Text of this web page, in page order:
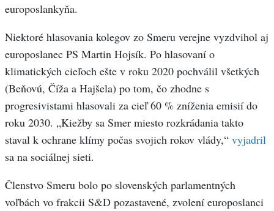
europoslankyňa.
Niektoré hlasovania kolegov zo Smeru verejne vyzdvihol aj
europoslanec PS Martin Hojsík. Po hlasovaní o
klimatických cieľoch ešte v roku 2020 pochválil všetkých
(Beňovú, Číža a Hajšela) po tom, čo zhodne s
progresivistami hlasovali za cieľ 60 % zníženia emisií do
roku 2030. „Kiežby sa Smer miesto rozkrádania takto
staval k ochrane klímy počas svojich rokov vlády,“ vyjadril
sa na sociálnej sieti.
Členstvo Smeru bolo po slovenských parlamentných
voľbách vo frakcii S&D pozastavené, zvolení europoslanci